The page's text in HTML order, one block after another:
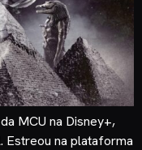
MCU na Disney+,
Estreou na plataforma